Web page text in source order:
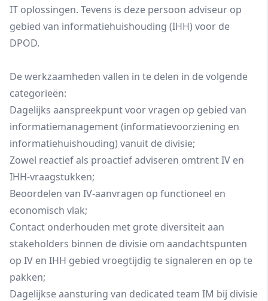
IT oplossingen. Tevens is deze persoon adviseur op
gebied van informatiehuishouding (IHH) voor de
DPOD.
De werkzaamheden vallen in te delen in de volgende
categorieën:
Dagelijks aanspreekpunt voor vragen op gebied van
informatiemanagement (informatievoorziening en
informatiehuishouding) vanuit de divisie;
Zowel reactief als proactief adviseren omtrent IV en
IHH-vraagstukken;
Beoordelen van IV-aanvragen op functioneel en
economisch vlak;
Contact onderhouden met grote diversiteit aan
stakeholders binnen de divisie om aandachtspunten
op IV en IHH gebied vroegtijdig te signaleren en op te
pakken;
Dagelijkse aansturing van dedicated team IM bij divisie